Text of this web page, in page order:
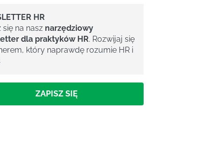
HR
się na nasz narzędziowy
dla praktyków HR. Rozwijaj się
który naprawdę rozumie HR i
ZAPISZ SIĘ